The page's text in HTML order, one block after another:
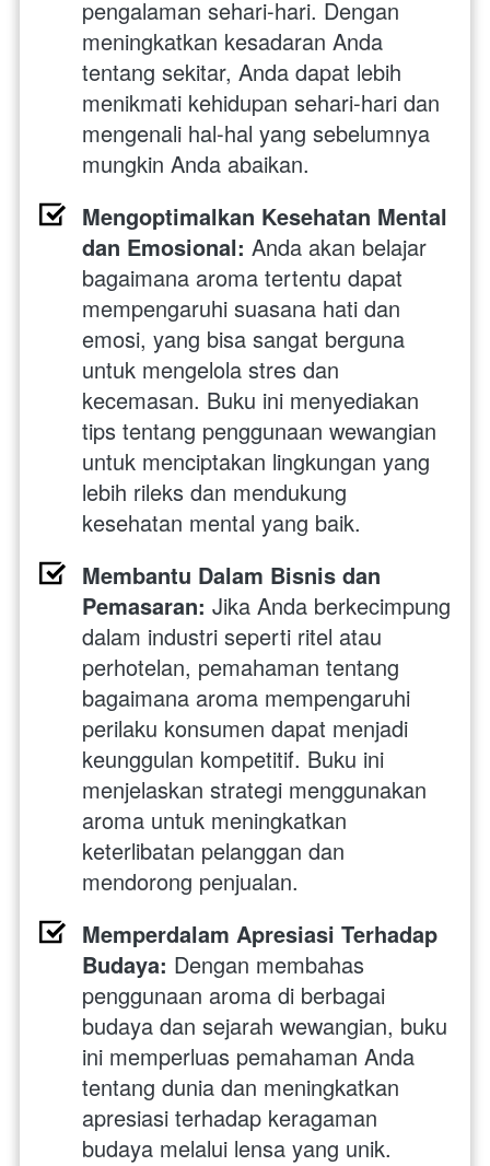
pengalaman sehari-hari. Dengan
meningkatkan kesadaran Anda
tentang sekitar, Anda dapat lebih
menikmati kehidupan sehari-hari dan
mengenali hal-hal yang sebelumnya
mungkin Anda abaikan.
Mengoptimalkan Kesehatan Mental
dan Emosional: Anda akan belajar
bagaimana aroma tertentu dapat
mempengaruhi suasana hati dan
emosi, yang bisa sangat berguna
untuk mengelola stres dan
kecemasan. Buku ini menyediakan
tips tentang penggunaan wewangian
untuk menciptakan lingkungan yang
lebih rileks dan mendukung
kesehatan mental yang baik.
Membantu Dalam Bisnis dan
Pemasaran: Jika Anda berkecimpung
dalam industri seperti ritel atau
perhotelan, pemahaman tentang
bagaimana aroma mempengaruhi
perilaku konsumen dapat menjadi
keunggulan kompetitif. Buku ini
menjelaskan strategi menggunakan
aroma untuk meningkatkan
keterlibatan pelanggan dan
mendorong penjualan.
Memperdalam Apresiasi Terhadap
Budaya: Dengan membahas
penggunaan aroma di berbagai
budaya dan sejarah wewangian, buku
ini memperluas pemahaman Anda
tentang dunia dan meningkatkan
apresiasi terhadap keragaman
budaya melalui lensa yang unik.